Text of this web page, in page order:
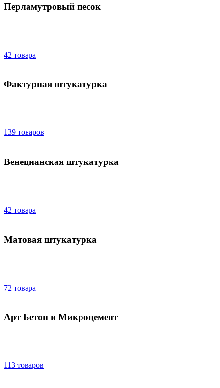
Перламутровый песок
42 товара
Фактурная штукатурка
139 товаров
Венецианская штукатурка
42 товара
Матовая штукатурка
72 товара
Арт Бетон и Микроцемент
113 товаров